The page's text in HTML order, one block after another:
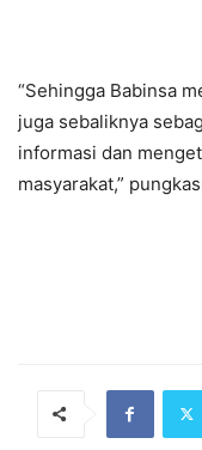
“Sehingga Babinsa
juga sebaliknya
informasi dan
masyarakat,”